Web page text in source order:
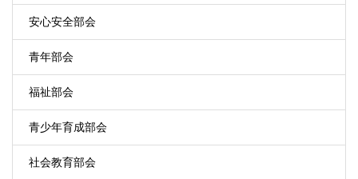
安心安全部会
青年部会
福祉部会
青少年育成部会
社会教育部会